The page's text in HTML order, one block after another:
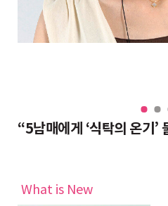
“5남매에게 ‘식탁의 온기’
What is New